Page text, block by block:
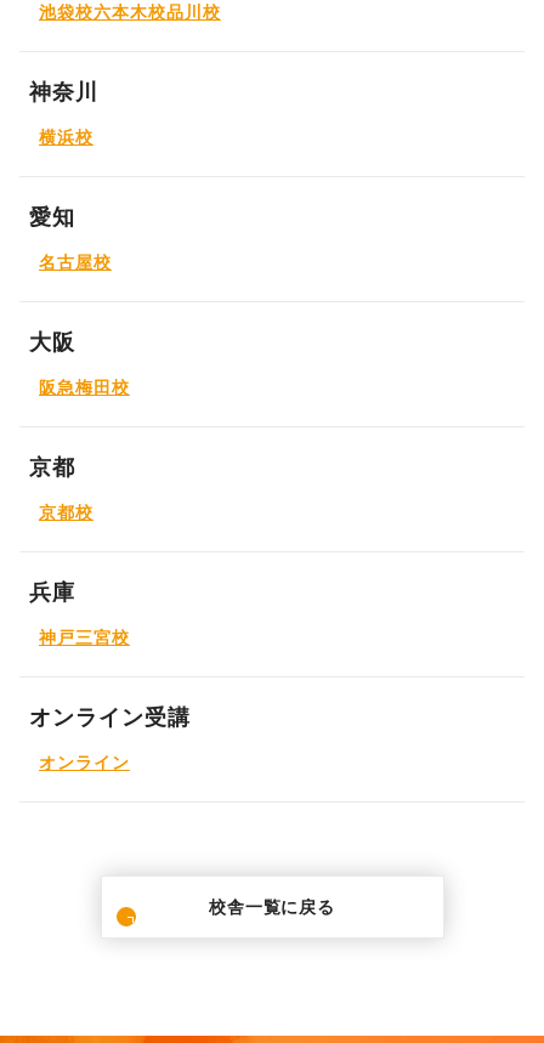
池袋校六本木校品川校
神奈川
横浜校
愛知
名古屋校
大阪
阪急梅田校
京都
京都校
兵庫
神戸三宮校
オンライン受講
オンライン
校舎一覧に戻る